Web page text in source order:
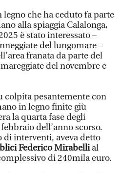
che ha ceduto fa parte
alla spiaggia Calalonga,
è stato interessato –
del lungomare –
franata da parte del
del novembre e
colpita pesantemente con
in legno finite giù
la quarta fase degli
dell’anno scorso.
di interventi, aveva detto
Federico Mirabellial
di 240mila euro.